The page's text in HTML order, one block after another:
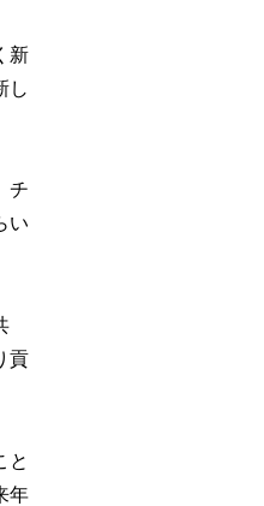
新
し
チ
い
貢
と
年